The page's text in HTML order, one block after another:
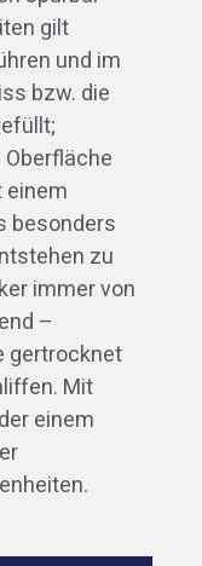
gilt
und im
bzw. die
einem
besonders
zu
immer von
–
gertrocknet
Mit
einem